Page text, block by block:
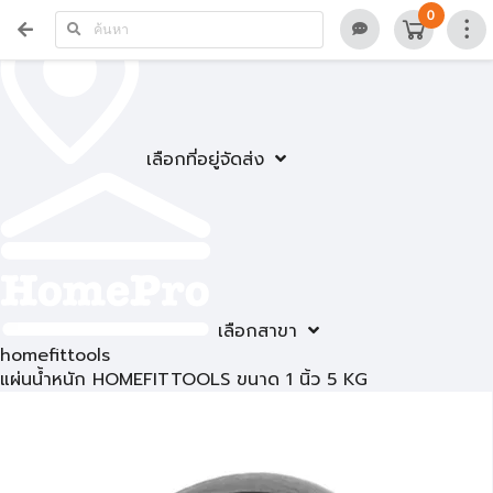
เลือกที่อยู่จัดส่ง
เลือกสาขา
0
homefittools
แผ่นน้ำหนัก HOMEFITTOOLS ขนาด 1 นิ้ว 5 KG